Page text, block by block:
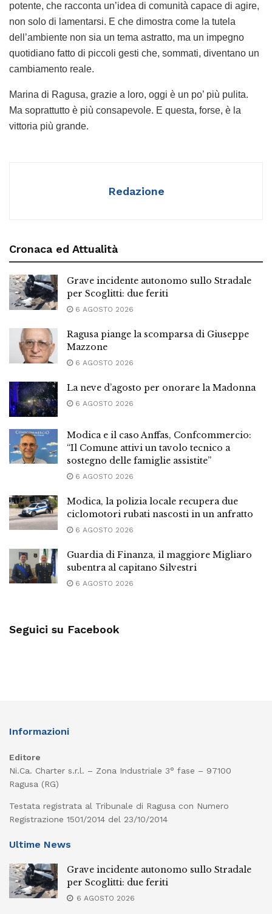
potente, che racconta un’idea di comunità capace di agire,
non solo di lamentarsi. E che dimostra come la tutela
dell’ambiente non sia un tema astratto, ma un impegno
quotidiano fatto di piccoli gesti che, sommati, diventano un
cambiamento reale.
Marina di Ragusa, grazie a loro, oggi è un po’ più pulita.
Ma soprattutto è più consapevole. E questa, forse, è la
vittoria più grande.
Redazione
Cronaca ed Attualità
Grave incidente autonomo sullo Stradale
per Scoglitti: due feriti
6 AGOSTO 2026
Ragusa piange la scomparsa di Giuseppe
Mazzone
6 AGOSTO 2026
La neve d’agosto per onorare la Madonna
6 AGOSTO 2026
Modica e il caso Anffas, Confcommercio:
“Il Comune attivi un tavolo tecnico a
sostegno delle famiglie assistite”
6 AGOSTO 2026
Modica, la polizia locale recupera due
ciclomotori rubati nascosti in un anfratto
6 AGOSTO 2026
Guardia di Finanza, il maggiore Migliaro
subentra al capitano Silvestri
6 AGOSTO 2026
Seguici su Facebook
Informazioni
Editore
Ni.Ca. Charter s.r.l. – Zona Industriale 3° fase – 97100
Ragusa (RG)
Testata registrata al Tribunale di Ragusa con Numero
Registrazione 1501/2014 del 23/10/2014
Ultime News
Grave incidente autonomo sullo Stradale
per Scoglitti: due feriti
6 AGOSTO 2026